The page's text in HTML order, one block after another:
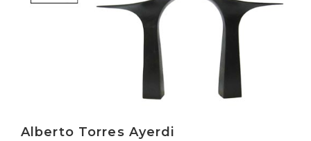
Alberto Torres Ayerdi